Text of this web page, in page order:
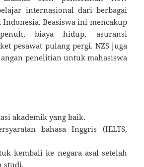
internasional dari berbagai
Indonesia. Beasiswa ini mencakup
biaya hidup, asuransi
pesawat pulang pergi. NZS juga
penelitian untuk mahasiswa
akademik yang baik.
bahasa Inggris (IELTS,
kembali ke negara asal setelah
studi.